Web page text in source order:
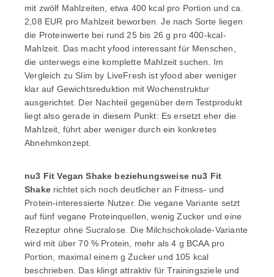
mit zwölf Mahlzeiten, etwa 400 kcal pro Portion und ca.
2,08 EUR pro Mahlzeit beworben. Je nach Sorte liegen
die Proteinwerte bei rund 25 bis 26 g pro 400-kcal-
Mahlzeit. Das macht yfood interessant für Menschen,
die unterwegs eine komplette Mahlzeit suchen. Im
Vergleich zu Slim by LiveFresh ist yfood aber weniger
klar auf Gewichtsreduktion mit Wochenstruktur
ausgerichtet. Der Nachteil gegenüber dem Testprodukt
liegt also gerade in diesem Punkt: Es ersetzt eher die
Mahlzeit, führt aber weniger durch ein konkretes
Abnehmkonzept.
nu3 Fit Vegan Shake beziehungsweise nu3 Fit
Shakerichtet sich noch deutlicher an Fitness- und
Protein-interessierte Nutzer. Die vegane Variante setzt
auf fünf vegane Proteinquellen, wenig Zucker und eine
Rezeptur ohne Sucralose. Die Milchschokolade-Variante
wird mit über 70 % Protein, mehr als 4 g BCAA pro
Portion, maximal einem g Zucker und 105 kcal
beschrieben. Das klingt attraktiv für Trainingsziele und